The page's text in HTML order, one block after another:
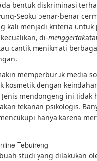
bentuk diskriminasi
Seoku benar-benar
kali menjadi kriteria untuk
di-menggertak
cantik menikmati
memperburuk media
kosmetik dengan
mendongeng ini tidak
tekanan psikologis.
hanya karena
studi yang dilakukan